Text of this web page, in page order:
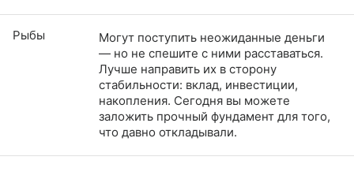
Рыбы
Могут поступить неожиданные деньги
— но не спешите с ними расставаться.
Лучше направить их в сторону
стабильности: вклад, инвестиции,
накопления. Сегодня вы можете
заложить прочный фундамент для того,
что давно откладывали.